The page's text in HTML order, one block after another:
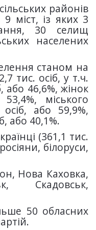
районів
міст, із яких 3
30 селищ
населених
станом на
тис. осіб, у т.ч.
або 46,6%, жінок
міського
або 59,9%,
або 40,1%.
(361,1 тис.
білоруси,
Нова Каховка,
Скадовськ,
50 обласних